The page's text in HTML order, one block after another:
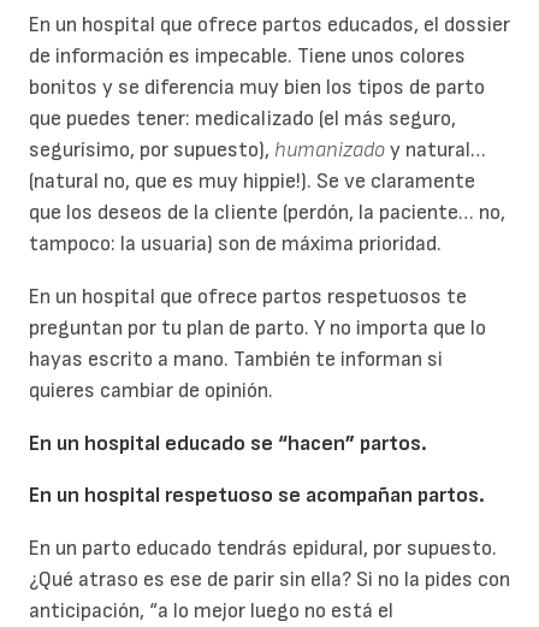
En un hospital que ofrece partos educados, el dossier
de información es impecable. Tiene unos colores
bonitos y se diferencia muy bien los tipos de parto
que puedes tener: medicalizado (el más seguro,
segurísimo, por supuesto), humanizadoy natural…
(natural no, que es muy hippie!). Se ve claramente
que los deseos de la cliente (perdón, la paciente… no,
tampoco: la usuaria) son de máxima prioridad.
En un hospital que ofrece partos respetuosos te
preguntan por tu plan de parto. Y no importa que lo
hayas escrito a mano. También te informan si
quieres cambiar de opinión.
En un hospital educado se “hacen” partos.
En un hospital respetuoso se acompañan partos.
En un parto educado tendrás epidural, por supuesto.
¿Qué atraso es ese de parir sin ella? Si no la pides con
anticipación, “a lo mejor luego no está el